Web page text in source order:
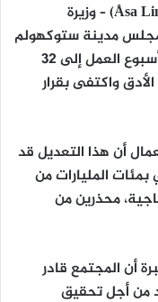
– وزيرة
مجلس مدينة ستوكهولم
العمل إلى32
واكتفى بقرار
أن هذا التعديل قد
بمئات المليارات من
محذرين من
أن المجتمع قادر
من أجل تحقيق